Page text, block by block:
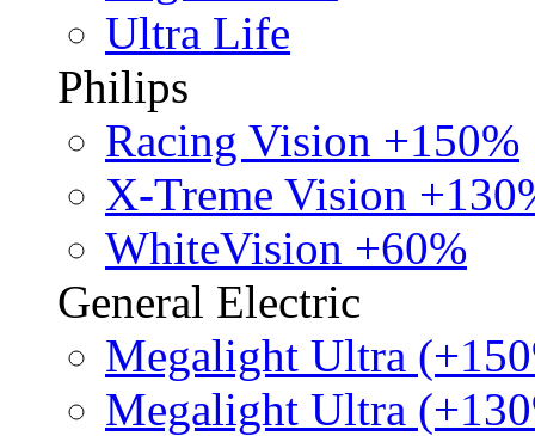
Ultra Life
Philips
Racing Vision +150%
X-Treme Vision
WhiteVision +60%
General Electric
Megalight Ultra
Megalight Ultra